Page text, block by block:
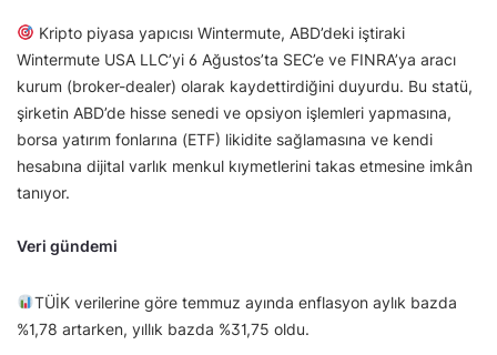
Kripto piyasa yapıcısı Wintermute, ABD’deki iştiraki
Wintermute USA LLC’yi 6 Ağustos’ta SEC’e ve FINRA’ya aracı
kurum (broker-dealer) olarak kaydettirdiğini duyurdu. Bu statü,
şirketin ABD’de hisse senedi ve opsiyon işlemleri yapmasına,
borsa yatırım fonlarına (ETF) likidite sağlamasına ve kendi
hesabına dijital varlık menkul kıymetlerini takas etmesine imkân
tanıyor.
Veri gündemi
TÜİK verilerine göre temmuz ayında enflasyon aylık bazda
%1,78 artarken, yıllık bazda %31,75 oldu.